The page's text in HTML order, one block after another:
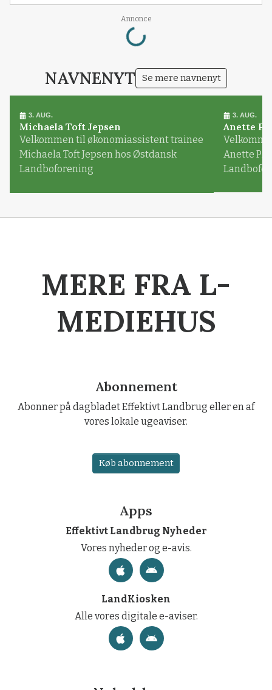
Annonce
Loading...
NAVNENYT Se mere navnenyt
3. AUG.
Michaela Toft Jepsen
Velkommen til økonomiassistent trainee
Michaela Toft Jepsen hos Østdansk
Landboforening
3. AUG.
Anette
Anette
MERE FRA L-
MEDIEHUS
Abonnement
Abonner på dagbladet Effektivt Landbrug eller en af
vores lokale ugeaviser.
Køb abonnement
Apps
Effektivt Landbrug Nyheder
Vores nyheder og e-avis.
LandKiosken
Alle vores digitale e-aviser.